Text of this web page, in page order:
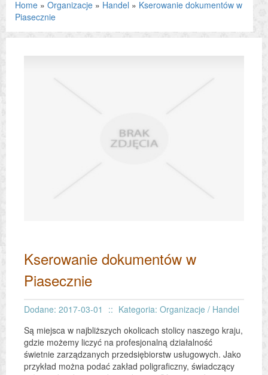
Home » Organizacje » Handel » Kserowanie dokumentów w
Piasecznie
Kserowanie dokumentów w
Piasecznie
Dodane: 2017-03-01 :: Kategoria: Organizacje / Handel
Są miejsca w najbliższych okolicach stolicy naszego kraju,
gdzie możemy liczyć na profesjonalną działalność
świetnie zarządzanych przedsiębiorstw usługowych. Jako
przykład można podać zakład poligraficzny, świadczący